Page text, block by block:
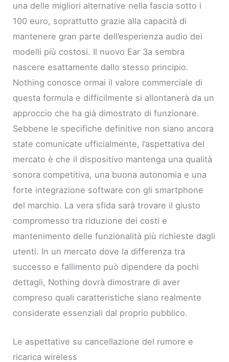
una delle migliori alternative nella fascia sotto i
100 euro, soprattutto grazie alla capacità di
mantenere gran parte dell’esperienza audio dei
modelli più costosi. Il nuovo Ear 3a sembra
nascere esattamente dallo stesso principio.
Nothing conosce ormai il valore commerciale di
questa formula e difficilmente si allontanerà da un
approccio che ha già dimostrato di funzionare.
Sebbene le specifiche definitive non siano ancora
state comunicate ufficialmente, l’aspettativa del
mercato è che il dispositivo mantenga una qualità
sonora competitiva, una buona autonomia e una
forte integrazione software con gli smartphone
del marchio. La vera sfida sarà trovare il giusto
compromesso tra riduzione dei costi e
mantenimento delle funzionalità più richieste dagli
utenti. In un mercato dove la differenza tra
successo e fallimento può dipendere da pochi
dettagli, Nothing dovrà dimostrare di aver
compreso quali caratteristiche siano realmente
considerate essenziali dal proprio pubblico.
Le aspettative su cancellazione del rumore e
ricarica wireless